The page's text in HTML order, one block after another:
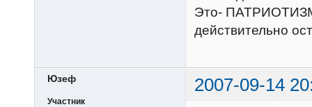
Это-
действительно
Юзеф 2007-09-14
Участник